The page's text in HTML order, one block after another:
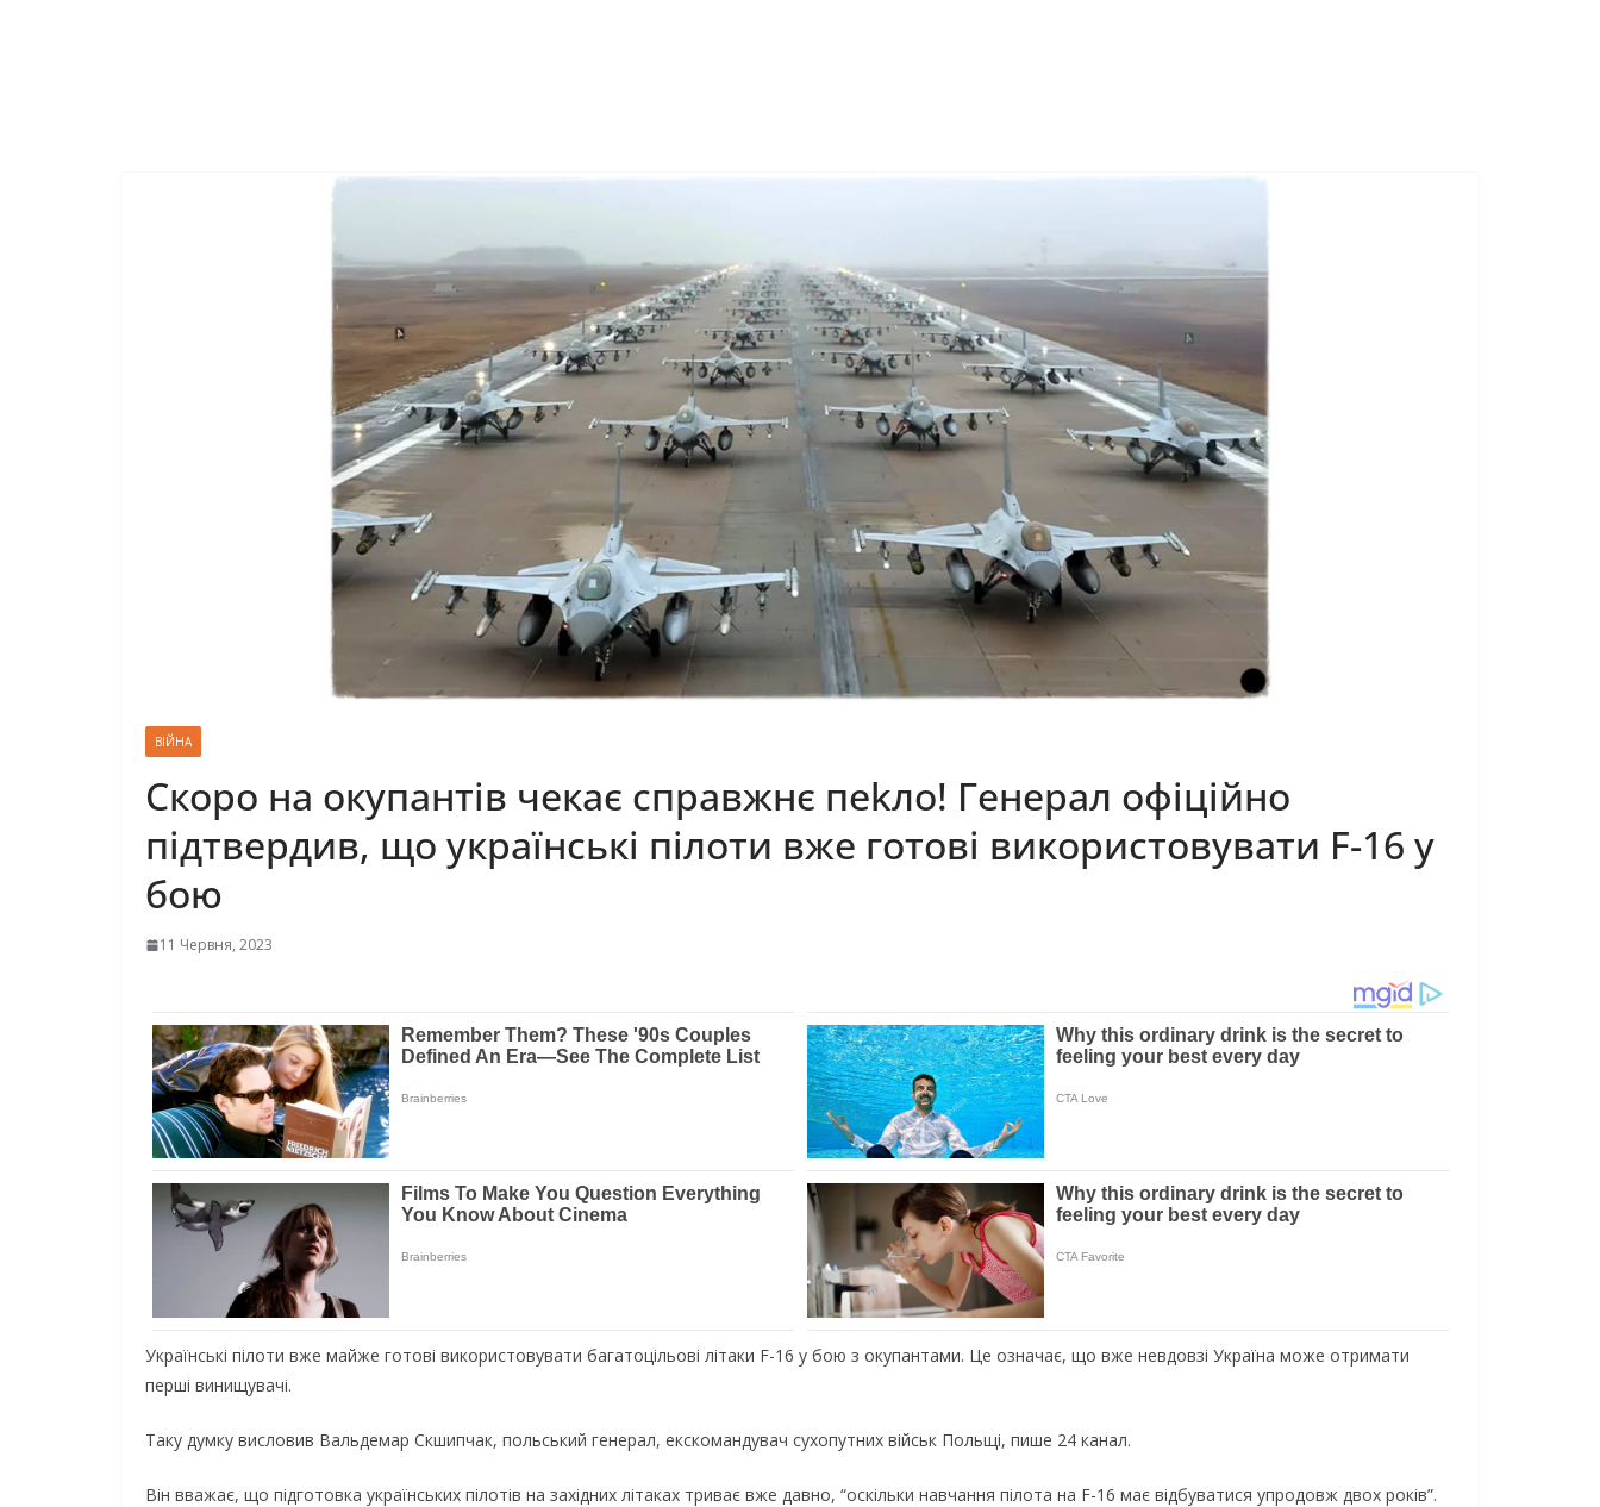
ВІЙНА
Скоро на окупантів чекає справжнє пеkло! Генерал офіційно
підтвердив, що українські пілоти вже готові використовувати F-16 у
бою
11 Червня, 2023
Українські пілоти вже майже готові використовувати багатоцільові літаки F-16 у бою з окупантами. Це означає, що вже невдовзі Україна може отримати
перші винищувачі.
Таку думку висловив Вальдемар Скшипчак, польський генерал, екскомандувач сухопутних військ Польщі, пише 24 канал.
Він вважає, що підготовка українських пілотів на західних літаках триває вже давно, “оскільки навчання пілота на F-16 має відбуватися упродовж двох років”.